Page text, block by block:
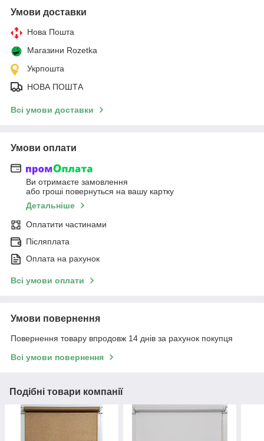
Умови доставки
Нова Пошта
Магазини Rozetka
Укрпошта
НОВА ПОШТА
Всі умови доставки
Умови оплати
Ви отримаєте замовлення
або гроші повернуться на вашу картку
Детальніше
Оплатити частинами
Післяплата
Оплата на рахунок
Всі умови оплати
Умови повернення
Повернення товару впродовж 14 днів за рахунок покупця
Всі умови повернення
Подібні товари компанії